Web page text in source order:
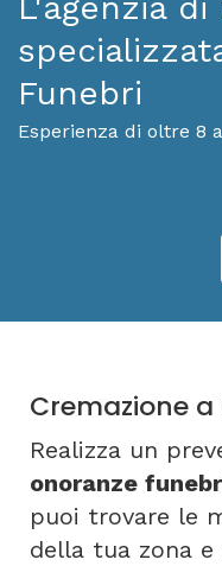
Funebri
Esperienza di oltre 8
Cremazione a
Realizza un
onoranze
puoi trovare le
della tua zona